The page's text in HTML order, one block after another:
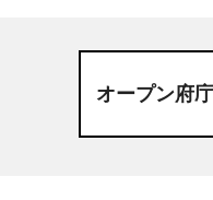
オープン府庁